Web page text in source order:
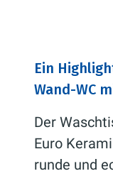
Ein
Wand-WC
Der
Euro
runde und